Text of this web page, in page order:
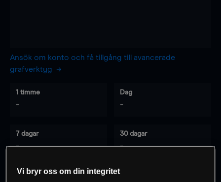
Ansök om konto och få tillgång till avancerade
grafverktyg
1 timme
-
Dag
-
7 dagar
-
30 dagar
-
Vi bryr oss om din integritet